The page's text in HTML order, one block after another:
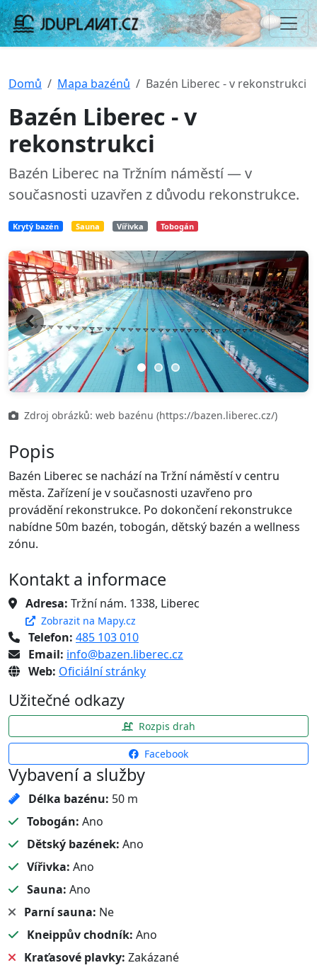
Domů Mapa bazénů Bazén Liberec - v rekonstrukci
Bazén Liberec - v
rekonstrukci
Bazén Liberec na Tržním náměstí — v
současnosti uzavřen z důvodu rekonstrukce.
Krytý bazén Sauna Vířivka Tobogán
Previous Next
Zdroj obrázků: web bazénu (https://bazen.liberec.cz/)
Popis
Bazén Liberec se nachází na Tržní náměstí v centru
města. Zařízení je v současnosti uzavřeno pro
provádění rekonstrukce. Po dokončení rekonstrukce
nabídne 50m bazén, tobogán, dětský bazén a wellness
zónu.
Kontakt a informace
Adresa: Tržní nám. 1338, Liberec
Zobrazit na Mapy.cz
Telefon: 485 103 010
Email: info@bazen.liberec.cz
Web: Oficiální stránky
Užitečné odkazy
Rozpis drah
Facebook
Vybavení a služby
Délka bazénu: 50 m
Tobogán: Ano
Dětský bazének: Ano
Vířivka: Ano
Sauna: Ano
Parní sauna: Ne
Kneippův chodník: Ano
Kraťasové plavky: Zakázané